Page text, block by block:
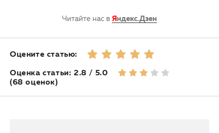
Читайте нас в Яндекс.Дзен
Оцените статью:
Оценка статьи: 2.8 / 5.0
(68 оценок)